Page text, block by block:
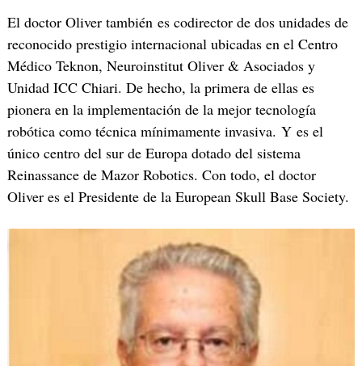
El doctor Oliver también es codirector de dos unidades de
reconocido prestigio internacional ubicadas en el Centro
Médico Teknon, Neuroinstitut Oliver & Asociados y
Unidad ICC Chiari. De hecho, la primera de ellas es
pionera en la implementación de la mejor tecnología
robótica como técnica mínimamente invasiva. Y es el
único centro del sur de Europa dotado del sistema
Reinassance de Mazor Robotics. Con todo, el doctor
Oliver es el Presidente de la European Skull Base Society.